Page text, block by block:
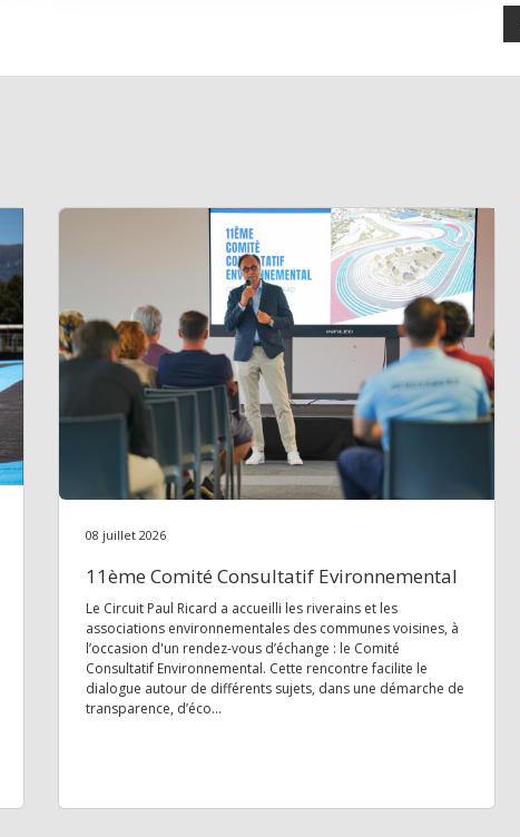
08 juillet 2026
11ème Comité Consultatif Evironnemental
Le Circuit Paul Ricard a accueilli les riverains et les
associations environnementales des communes voisines, à
l’occasion d'un rendez-vous d’échange : le Comité
Consultatif Environnemental. Cette rencontre facilite le
dialogue autour de différents sujets, dans une démarche de
transparence, d’éco...